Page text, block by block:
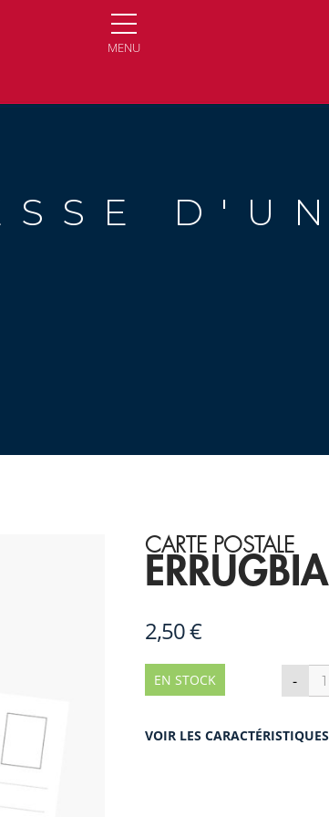
MENU
CARTE POSTALE
2,50 €
EN STOCK - de
VOIR LES